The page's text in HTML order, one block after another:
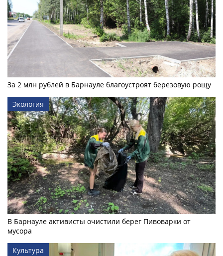
За 2 млн рублей в Барнауле благоустроят березовую рощу
Экология
В Барнауле активисты очистили берег Пивоварки от
мусора
Культура